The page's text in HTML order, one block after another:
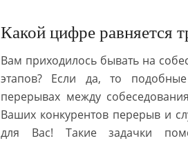
Какой цифре равняется
Вам приходилось бывать на
этапов? Если да, то
перерывах между
Ваших конкурентов перерыв и
для Вас! Такие задачки